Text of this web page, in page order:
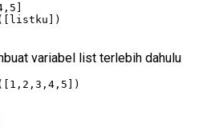
variabel list terlebih dahulu